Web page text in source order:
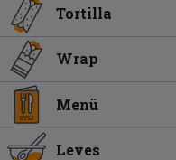
Tortilla
Wrap
Menü
Leves